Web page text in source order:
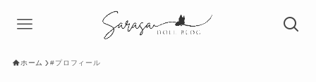
ホーム #プロフィール